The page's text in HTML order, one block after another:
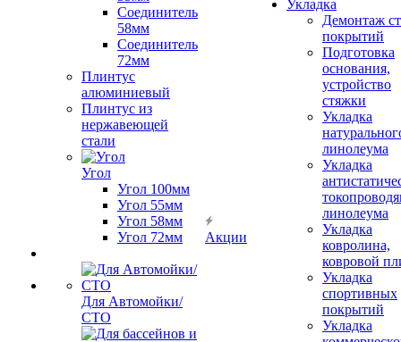
Соединитель
58мм
Соединитель
72мм
Плинтус
алюминиевый
Плинтус из
нержавеющей
стали
Угол
Угол 100мм
Угол 55мм
Угол 58мм
Угол 72мм
Для Автомойки/
СТО
Акции
Укладка
Демонтаж
покрытий
Подготовка
основания,
устройство
стяжки
Укладка
линолеума
Укладка
линолеума
Укладка
ковролина,
ковровой
Укладка
спортивных
покрытий
Укладка